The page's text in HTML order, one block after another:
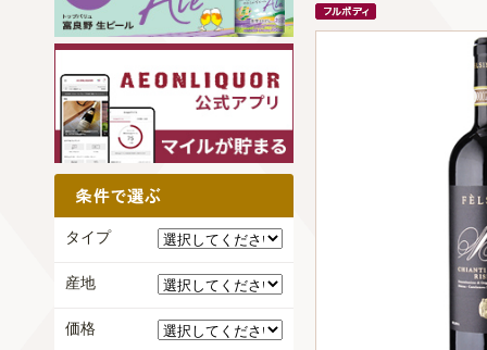
タイプ
産地
価格